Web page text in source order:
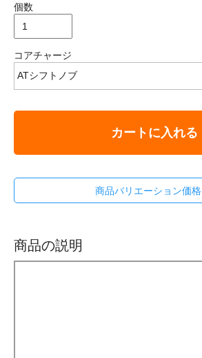
個数
コアチャージ
カートに入れる
商品バリエーション価格
商品の説明